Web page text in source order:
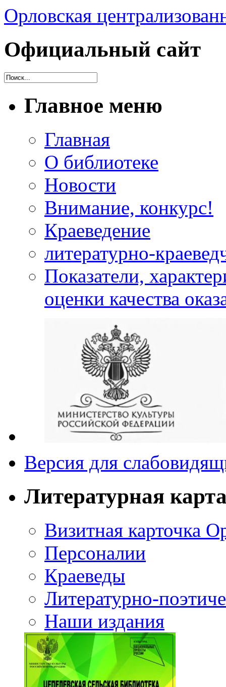
Орловская
Официальный сайт
Главное меню
Главная
О библиотеке
Новости
Внимание, конкурс!
Краеведение
литературно-
Показатели,
оценки качества
Версия для
Литературная
Визитная карточка
Персоналии
Краеведы
Литературно-
Наши издания